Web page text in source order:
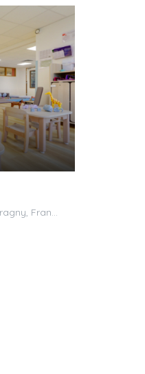
18 Avenue du Gros Chêne, 95610 Éragny, France